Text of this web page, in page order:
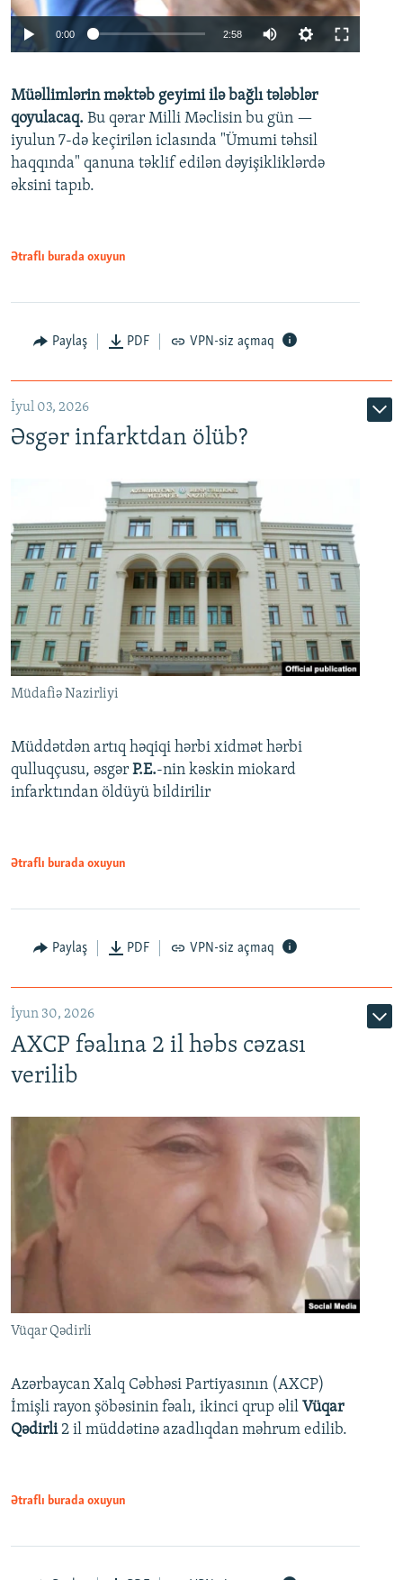
Auto 240p 360p 480p
720p 1080p
0:00 2:58
360p
480p
720p
Müəllimlərin məktəb geyimi ilə bağlı tələblər
qoyulacaq. Bu qərar Milli Məclisin bu gün —
iyulun 7-də keçirilən iclasında "Ümumi təhsil
haqqında" qanuna təklif edilən dəyişikliklərdə
əksini tapıb.
Ətraflı burada oxuyun
Paylaş PDF VPN-siz açmaq
İyul 03, 2026
Əsgər infarktdan ölüb?
Müdafiə Nazirliyi
Müddətdən artıq həqiqi hərbi xidmət hərbi
qulluqçusu, əsgər P.E.-nin kəskin miokard
infarktından öldüyü bildirilir
Ətraflı burada oxuyun
Paylaş PDF VPN-siz açmaq
İyun 30, 2026
AXCP fəalına 2 il həbs cəzası
verilib
Vüqar Qədirli
Azərbaycan Xalq Cəbhəsi Partiyasının (AXCP)
İmişli rayon şöbəsinin fəalı, ikinci qrup əlil Vüqar
Qədirli2 il müddətinə azadlıqdan məhrum edilib.
Ətraflı burada oxuyun